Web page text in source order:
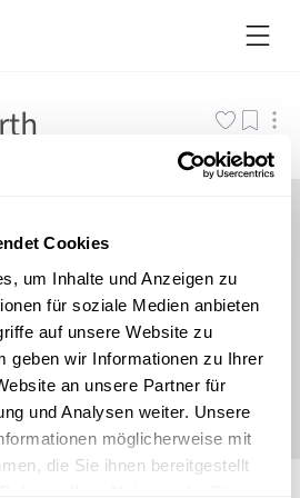
Cookies
um Inhalte und Anzeigen zu
für soziale Medien anbieten
auf unsere Website zu
geben wir Informationen zu Ihrer
an unsere Partner für
und Analysen weiter. Unsere
möglicherweise mit
die Sie ihnen bereitgestellt